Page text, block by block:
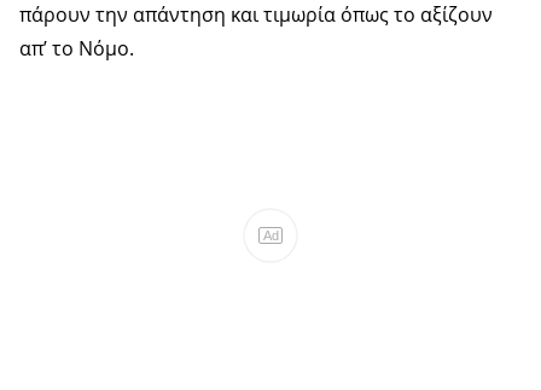
πάρουν την απάντηση και τιμωρία όπως το αξίζουν
απ’ το Νόμο.
Ad